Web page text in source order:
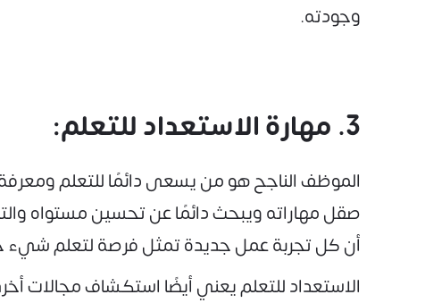
وجودته.
3. مهارة الاستعداد للتعلم:
الموظف الناجح هو من يسعى دائمًا للتعلم
صقل مهاراته ويبحث دائمًا عن تحسين مستواه
أن كل تجربة عمل جديدة تمثل فرصة لتعلم شيء
الاستعداد للتعلم يعني أيضًا استكشاف مجالات